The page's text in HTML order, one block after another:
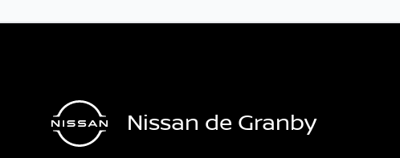
Nissan de Granby